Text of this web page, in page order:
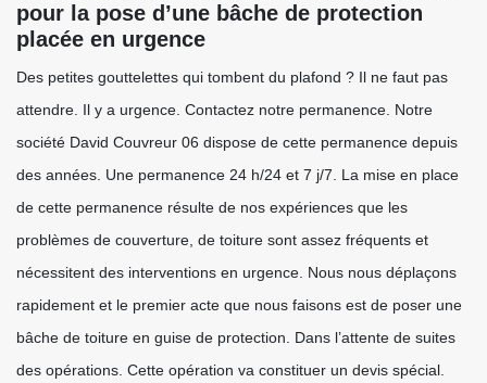
pour la pose d’une bâche de protection
placée en urgence
Des petites gouttelettes qui tombent du plafond ? Il ne faut pas
attendre. Il y a urgence. Contactez notre permanence. Notre
société David Couvreur 06 dispose de cette permanence depuis
des années. Une permanence 24 h/24 et 7 j/7. La mise en place
de cette permanence résulte de nos expériences que les
problèmes de couverture, de toiture sont assez fréquents et
nécessitent des interventions en urgence. Nous nous déplaçons
rapidement et le premier acte que nous faisons est de poser une
bâche de toiture en guise de protection. Dans l’attente de suites
des opérations. Cette opération va constituer un devis spécial.